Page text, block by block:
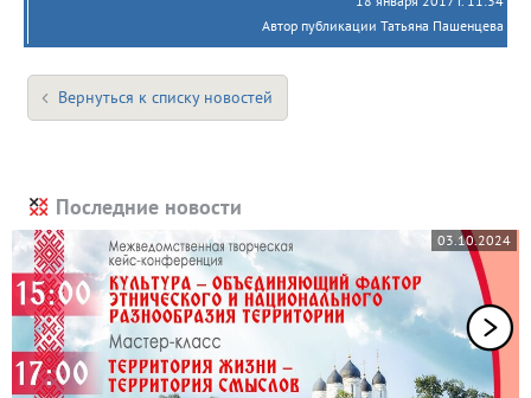
Автор публикации Татьяна Пашенцева
Вернуться к списку новостей
Последние новости
03.10.2024